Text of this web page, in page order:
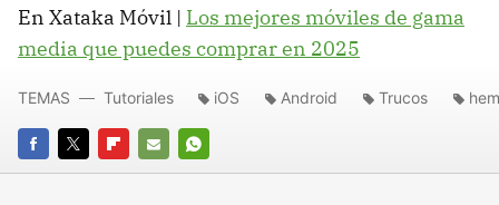
En Xataka Móvil | Los mejores móviles de gama
media que puedes comprar en 2025
FACEBOOK
TWITTERFLIPBOARD
E-
WHATSAPP
TEMAS Tutoriales iOS Android Trucos